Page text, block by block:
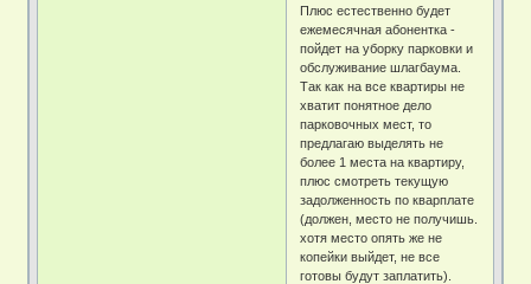
Плюс естественно будет
ежемесячная абонентка -
пойдет на уборку парковки и
обслуживание шлагбаума.
Так как на все квартиры не
хватит понятное дело
парковочных мест, то
предлагаю выделять не
более 1 места на квартиру,
плюс смотреть текущую
задолженность по кварплате
(должен, место не получишь.
хотя место опять же не
копейки выйдет, не все
готовы будут заплатить).